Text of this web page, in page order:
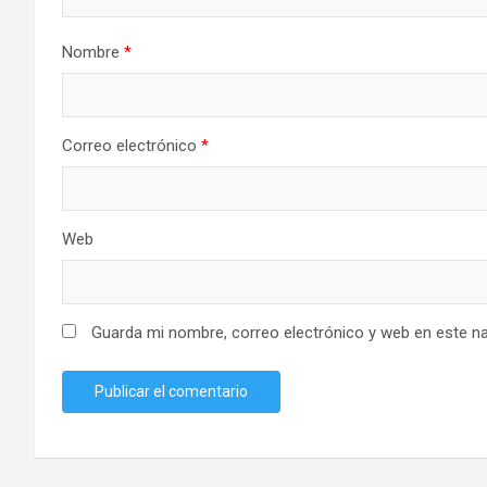
Nombre *
Correo electrónico *
Web
Guarda mi nombre, correo electrónico y web en este